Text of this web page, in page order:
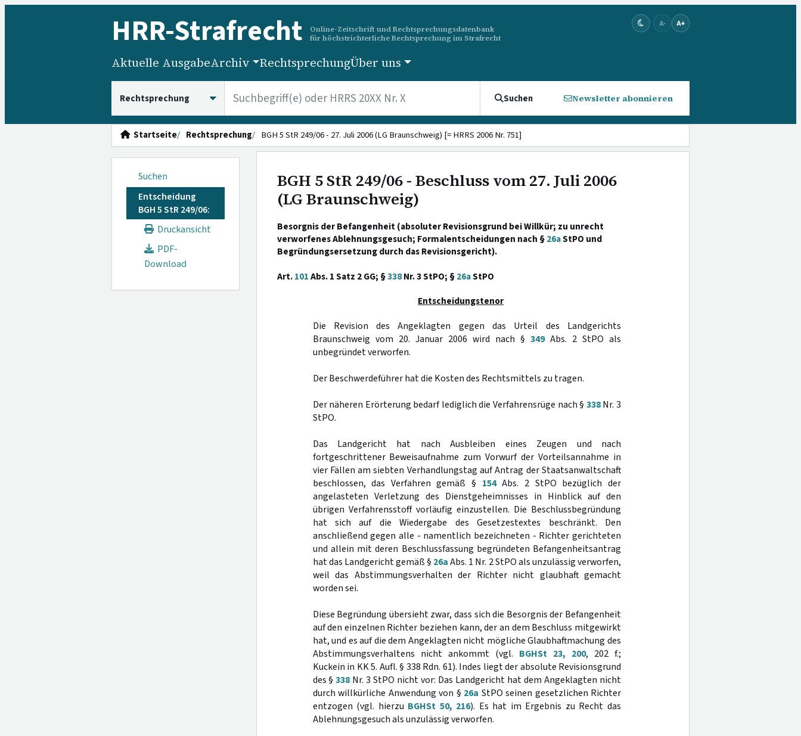
HRR-Strafrecht
Online-Zeitschrift und Rechtsprechungsdatenbank
für höchstrichterliche Rechtsprechung im Strafrecht
A- A+
Aktuelle AusgabeArchiv RechtsprechungÜber uns
Suchen Newsletter abonnieren
Startseite Rechtsprechung BGH 5 StR 249/06 - 27. Juli 2006 (LG Braunschweig) [= HRRS 2006 Nr. 751]
Suchen
Entscheidung
BGH 5 StR 249/06:
Druckansicht
PDF-
Download
BGH 5 StR 249/06 - Beschluss vom 27. Juli 2006
(LG Braunschweig)
Besorgnis der Befangenheit (absoluter Revisionsgrund bei Willkür; zu unrecht
verworfenes Ablehnungsgesuch; Formalentscheidungen nach §26aStPO und
Begründungsersetzung durch das Revisionsgericht).
Art.101Abs. 1 Satz 2 GG; §338Nr. 3 StPO; §26aStPO
Entscheidungstenor
Die Revision des Angeklagten gegen das Urteil des Landgerichts
Braunschweig vom 20. Januar 2006 wird nach § 349Abs. 2 StPO als
unbegründet verworfen.
Der Beschwerdeführer hat die Kosten des Rechtsmittels zu tragen.
Der näheren Erörterung bedarf lediglich die Verfahrensrüge nach § 338Nr. 3
StPO.
Das Landgericht hat nach Ausbleiben eines Zeugen und nach
fortgeschrittener Beweisaufnahme zum Vorwurf der Vorteilsannahme in
vier Fällen am siebten Verhandlungstag auf Antrag der Staatsanwaltschaft
beschlossen, das Verfahren gemäß § 154Abs. 2 StPO bezüglich der
angelasteten Verletzung des Dienstgeheimnisses in Hinblick auf den
übrigen Verfahrensstoff vorläufig einzustellen. Die Beschlussbegründung
hat sich auf die Wiedergabe des Gesetzestextes beschränkt. Den
anschließend gegen alle - namentlich bezeichneten - Richter gerichteten
und allein mit deren Beschlussfassung begründeten Befangenheitsantrag
hat das Landgericht gemäß § 26aAbs. 1 Nr. 2 StPO als unzulässig verworfen,
weil das Abstimmungsverhalten der Richter nicht glaubhaft gemacht
worden sei.
Diese Begründung übersieht zwar, dass sich die Besorgnis der Befangenheit
auf den einzelnen Richter beziehen kann, der an dem Beschluss mitgewirkt
hat, und es auf die dem Angeklagten nicht mögliche Glaubhaftmachung des
Abstimmungsverhaltens nicht ankommt (vgl. BGHSt 23, 200, 202 f.;
Kuckein in KK 5. Aufl. § 338 Rdn. 61). Indes liegt der absolute Revisionsgrund
des §338 Nr. 3 StPO nicht vor: Das Landgericht hat dem Angeklagten nicht
durch willkürliche Anwendung von § 26a StPO seinen gesetzlichen Richter
entzogen (vgl. hierzu BGHSt 50, 216). Es hat im Ergebnis zu Recht das
Ablehnungsgesuch als unzulässig verworfen.